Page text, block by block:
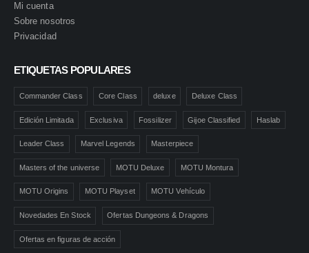
Mi cuenta
Sobre nosotros
Privacidad
ETIQUETAS POPULARES
Commander Class Core Class deluxe Deluxe Class
Edición Limitada Exclusiva Fossilizer Gijoe Classified Haslab
Leader Class Marvel Legends Masterpiece
Masters of the universe MOTU Deluxe MOTU Montura
MOTU Origins MOTU Playset MOTU Vehículo
Novedades En Stock Ofertas Dungeons & Dragons
Ofertas en figuras de acción